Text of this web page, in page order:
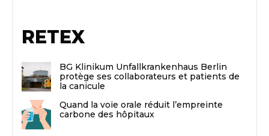
RETEX
BG Klinikum Unfallkrankenhaus Berlin
protège ses collaborateurs et patients de
la canicule
Quand la voie orale réduit l’empreinte
carbone des hôpitaux